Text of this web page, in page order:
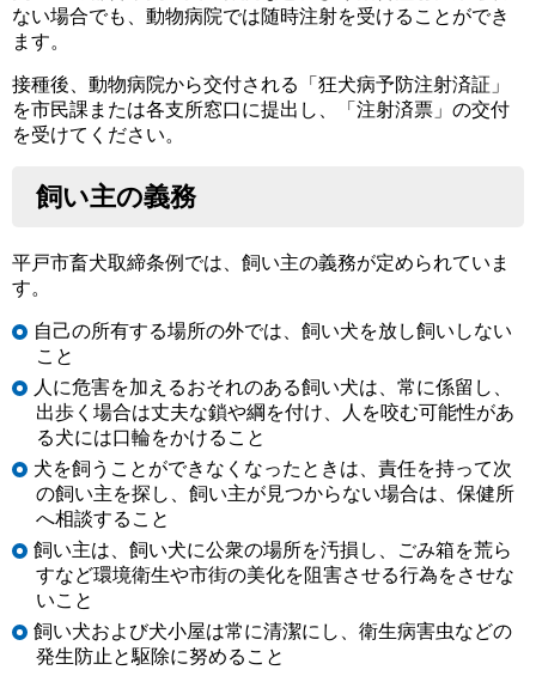
ない場合でも、動物病院では随時注射を受けることができ
ます。
接種後、動物病院から交付される「狂犬病予防注射済証」
を市民課または各支所窓口に提出し、「注射済票」の交付
を受けてください。
飼い主の義務
平戸市畜犬取締条例では、飼い主の義務が定められていま
す。
自己の所有する場所の外では、飼い犬を放し飼いしない
こと
人に危害を加えるおそれのある飼い犬は、常に係留し、
出歩く場合は丈夫な鎖や綱を付け、人を咬む可能性があ
る犬には口輪をかけること
犬を飼うことができなくなったときは、責任を持って次
の飼い主を探し、飼い主が見つからない場合は、保健所
へ相談すること
飼い主は、飼い犬に公衆の場所を汚損し、ごみ箱を荒ら
すなど環境衛生や市街の美化を阻害させる行為をさせな
いこと
飼い犬および犬小屋は常に清潔にし、衛生病害虫などの
発生防止と駆除に努めること